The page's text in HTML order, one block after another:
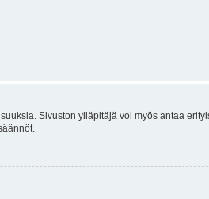
Sivuston ylläpitäjä voi myös antaa